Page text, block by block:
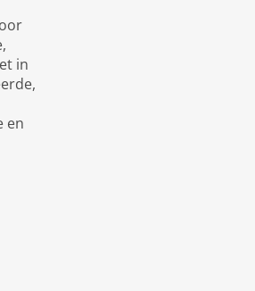
in
en